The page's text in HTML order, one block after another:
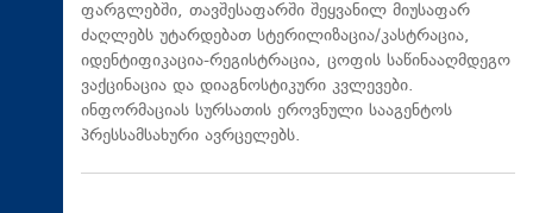
ფარგლებში, თავშესაფარში შეყვანილ მიუსაფარ
ძაღლებს უტარდებათ სტერილიზაცია/კასტრაცია,
იდენტიფიკაცია-რეგისტრაცია, ცოფის საწინააღმდეგო
ვაქცინაცია და დიაგნოსტიკური კვლევები.
ინფორმაციას სურსათის ეროვნული სააგენტოს
პრესსამსახური ავრცელებს.